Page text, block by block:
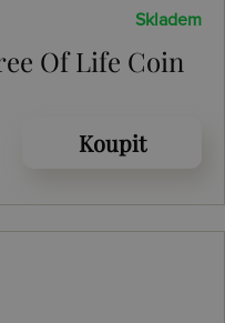
Skladem
Of Life Coin
Koupit